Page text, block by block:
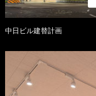
中日ビル建替計画